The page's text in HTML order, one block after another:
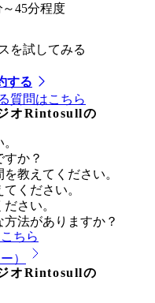
45分程度
を試してみる
する
質問はこちら
オRintosullの
か？
教えてください。
ください。
さい。
法がありますか？
ちら
）
オRintosullの